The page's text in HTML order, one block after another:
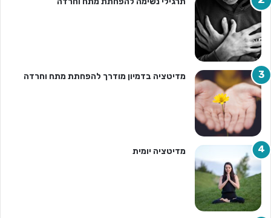
מדיטציה בדמיון מודרך להפחתת מתח וחרדה
מדיטציה יומית